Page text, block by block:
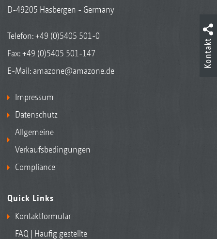
D-49205 Hasbergen - Germany
Telefon:+49 (0)5405 501-0
Fax: +49 (0)5405 501-147
E-Mail: amazone@amazone.de
Impressum
Datenschutz
Allgemeine
Verkaufsbedingungen
Compliance
Quick Links
Kontaktformular
FAQ | Häufig gestellte
Kontakt